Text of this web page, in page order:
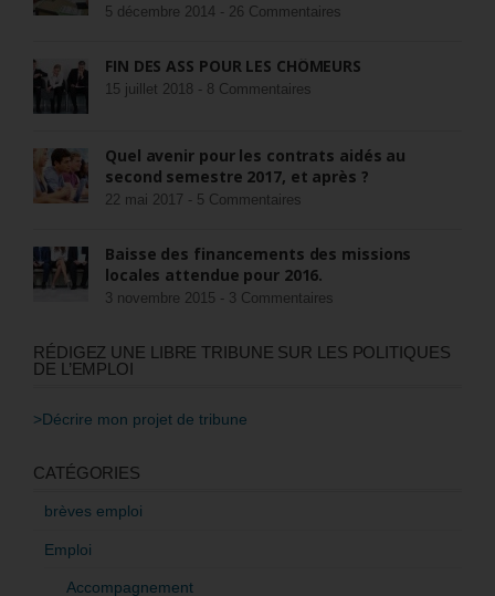
5 décembre 2014 - 26 Commentaires
FIN DES ASS POUR LES CHÔMEURS
15 juillet 2018 - 8 Commentaires
Quel avenir pour les contrats aidés au
second semestre 2017, et après ?
22 mai 2017 - 5 Commentaires
Baisse des financements des missions
locales attendue pour 2016.
3 novembre 2015 - 3 Commentaires
RÉDIGEZ UNE LIBRE TRIBUNE SUR LES POLITIQUES
DE L’EMPLOI
>Décrire mon projet de tribune
CATÉGORIES
brèves emploi
Emploi
Accompagnement